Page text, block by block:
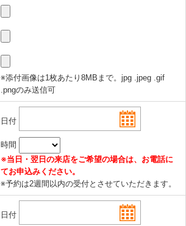
※添付画像は1枚あたり8MBまで。jpg .jpeg .gif
.pngのみ送信可
日付
時間
※当日・翌日の来店をご希望の場合は、お電話に
てお申込みください。
※予約は2週間以内の受付とさせていただきます。
日付